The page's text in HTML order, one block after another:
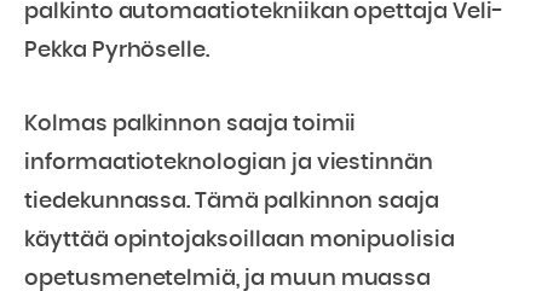
palkinto automaatiotekniikan opettaja Veli-
Pekka Pyrhöselle.
Kolmas palkinnon saaja toimii
informaatioteknologian ja viestinnän
tiedekunnassa. Tämä palkinnon saaja
käyttää opintojaksoillaan monipuolisia
opetusmenetelmiä, ja muun muassa